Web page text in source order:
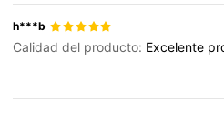
h***b
Calidad del producto: Excelente